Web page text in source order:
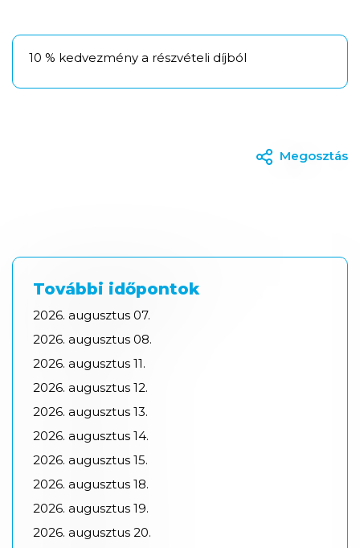
10 % kedvezmény a részvételi díjból
Megosztás
További időpontok
2026. augusztus 07.
2026. augusztus 08.
2026. augusztus 11.
2026. augusztus 12.
2026. augusztus 13.
2026. augusztus 14.
2026. augusztus 15.
2026. augusztus 18.
2026. augusztus 19.
2026. augusztus 20.